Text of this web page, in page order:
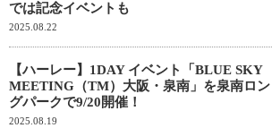
では記念イベントも
2025.08.22
【ハーレー】1DAY イベント「BLUE SKY
MEETING（TM）大阪・泉南」を泉南ロン
グパークで9/20開催！
2025.08.19